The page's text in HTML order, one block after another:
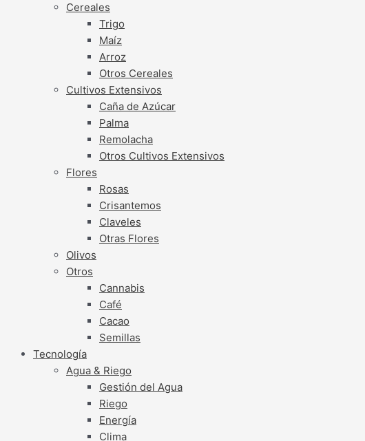
Cereales
Trigo
Maíz
Arroz
Otros Cereales
Cultivos Extensivos
Caña de Azúcar
Palma
Remolacha
Otros Cultivos Extensivos
Flores
Rosas
Crisantemos
Claveles
Otras Flores
Olivos
Otros
Cannabis
Café
Cacao
Semillas
Tecnología
Agua & Riego
Gestión del Agua
Riego
Energía
Clima